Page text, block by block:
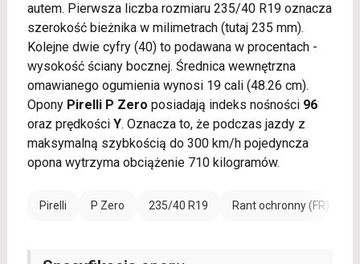
autem. Pierwsza liczba rozmiaru 235/40 R19 oznacza
szerokość bieżnika w milimetrach (tutaj 235 mm).
Kolejne dwie cyfry (40) to podawana w procentach -
wysokość ściany bocznej. Średnica wewnętrzna
omawianego ogumienia wynosi 19 cali (48.26 cm).
Opony Pirelli P Zero posiadają indeks nośności 96
oraz prędkości Y. Oznacza to, że podczas jazdy z
maksymalną szybkością do 300 km/h pojedyncza
opona wytrzyma obciążenie 710 kilogramów.
Pirelli P Zero 235/40 R19 Rant ochronny (FR)